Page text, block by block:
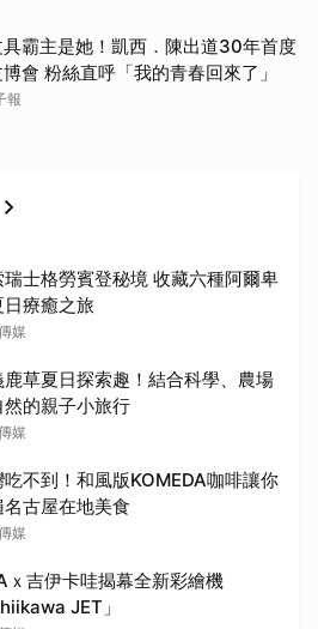
霸主是她！凱西．陳出道30年首度
會 粉絲直呼「我的青春回來了」
報
瑞士格勞賓登秘境 收藏六種阿爾卑
日療癒之旅
媒
鹿草夏日探索趣！結合科學、農場
然的親子小旅行
媒
吃不到！和風版KOMEDA咖啡讓你
名古屋在地美食
媒
ｘ吉伊卡哇揭幕全新彩繪機
JET」